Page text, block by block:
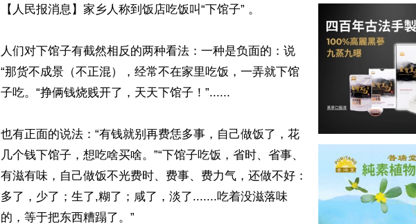
【人民报消息】家乡人称到饭店吃饭叫“下馆子” 。
人们对下馆子有截然相反的两种看法：一种是负面的：说
“那货不成景（不正混），经常不在家里吃饭，一弄就下馆
子吃。“挣俩钱烧贱开了，天天下馆子！”......
也有正面的说法：“有钱就别再费恁多事，自己做饭了，花
几个钱下馆子，想吃啥买啥。”“下馆子吃饭，省时、省事、
有滋有味，自己做饭不光费时、费事、费力气，还做不好：
多了，少了；生了,糊了；咸了，淡了.......吃着没滋落味
的，等于把东西糟蹋了。”